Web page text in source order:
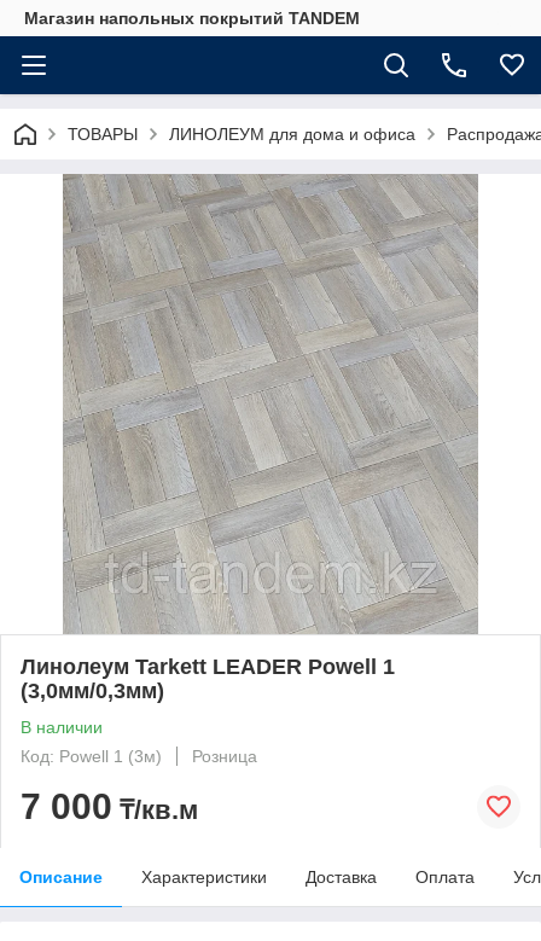
Магазин напольных покрытий TANDEM
ТОВАРЫ ЛИНОЛЕУМ для дома и офиса
Линолеум Tarkett LEADER Powell 1
(3,0мм/0,3мм)
В наличии
Код: Powell 1 (3м)
Розница
7 000 ₸/кв.м
Описание Характеристики Доставка Оплата